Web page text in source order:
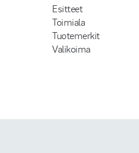
Esitteet
Toimiala
Tuotemerkit
Valikoima